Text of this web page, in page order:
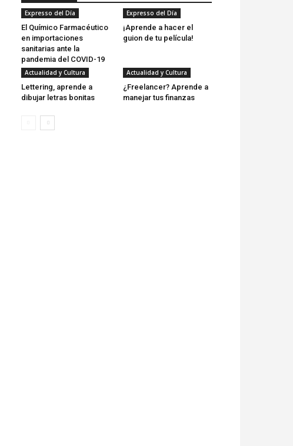
Expresso del Día
El Químico Farmacéutico
en importaciones
sanitarias ante la
pandemia del COVID-19
Expresso del Día
¡Aprende a hacer el
guion de tu película!
Actualidad y Cultura
Lettering, aprende a
dibujar letras bonitas
Actualidad y Cultura
¿Freelancer? Aprende a
manejar tus finanzas